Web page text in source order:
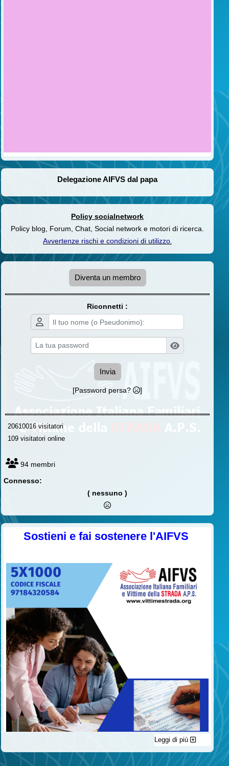
Delegazione AIFVS dal papa
Policy socialnetwork
Policy blog, Forum, Chat, Social network e motori di ricerca.
Avvertenze rischi e condizioni di utilizzo.
Diventa un membro
Riconnetti :
Invia
[Password persa? ]
20610016 visitatori
109 visitatori online
94 membri
Connesso:
( nessuno )
Sostieni e fai sostenere l'AIFVS
C'è un modo di contribuire alle attività dell’A.I.F.V.S. a favore
delle vittime della strada e per dare giustizia ai superstiti ed ai
Leggi di più